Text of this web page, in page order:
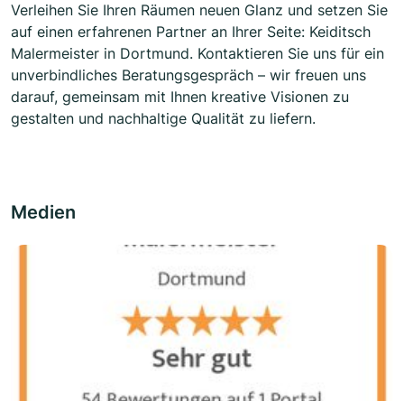
Verleihen Sie Ihren Räumen neuen Glanz und setzen Sie
auf einen erfahrenen Partner an Ihrer Seite: Keiditsch
Malermeister in Dortmund. Kontaktieren Sie uns für ein
unverbindliches Beratungsgespräch – wir freuen uns
darauf, gemeinsam mit Ihnen kreative Visionen zu
gestalten und nachhaltige Qualität zu liefern.
Medien